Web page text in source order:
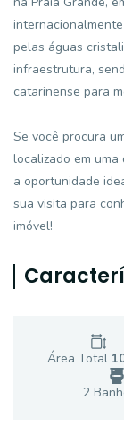
pelas águas
infraestrutura,
catarinense para
Se você procura
localizado em
a oportunidade
sua visita para
imóvel!
Área Total
2